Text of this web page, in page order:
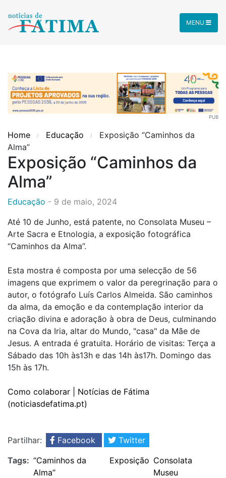
MENU
PUB
Home Educação
Exposição “Caminhos da
Alma”
Exposição “Caminhos da
Alma”
Educação - 9 de maio, 2024
Até 10 de Junho, está patente, no Consolata Museu –
Arte Sacra e Etnologia, a exposição fotográfica
“Caminhos da Alma”.
Esta mostra é composta por uma selecção de 56
imagens que exprimem o valor da peregrinação para o
autor, o fotógrafo Luís Carlos Almeida. São caminhos
da alma, da emoção e da contemplação interior da
criação divina e adoração à obra de Deus, culminando
na Cova da Iria, altar do Mundo, "casa" da Mãe de
Jesus. A entrada é gratuita. Horário de visitas: Terça a
Sábado das 10h às13h e das 14h às17h. Domingo das
15h às 17h.
Como colaborar | Notícias de Fátima
(noticiasdefatima.pt)
Partilhar: Facebook
Twitter
Tags: “Caminhos da
Alma”
Exposição Consolata
Museu